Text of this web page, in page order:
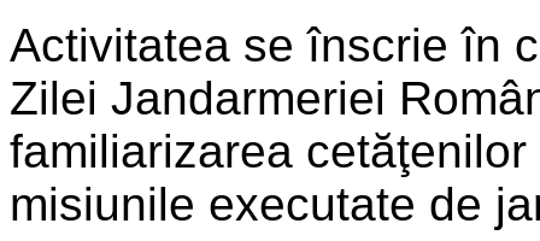
Activitatea se înscrie în
Zilei Jandarmeriei
familiarizarea
misiunile executate de